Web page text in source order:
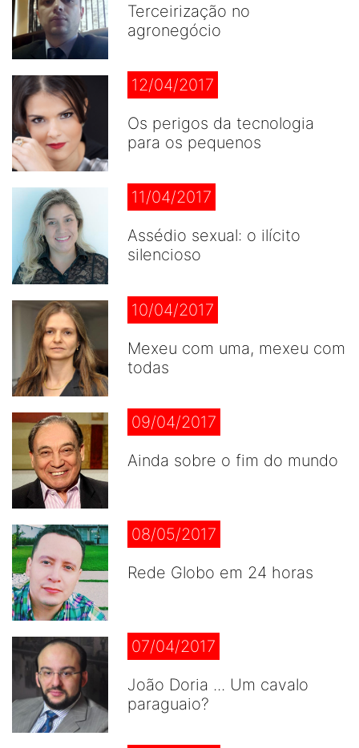
Terceirização no
agronegócio
12/04/2017
Os perigos da tecnologia
para os pequenos
11/04/2017
Assédio sexual: o ilícito
silencioso
10/04/2017
Mexeu com uma, mexeu com
todas
09/04/2017
Ainda sobre o fim do mundo
08/05/2017
Rede Globo em 24 horas
07/04/2017
João Doria ... Um cavalo
paraguaio?